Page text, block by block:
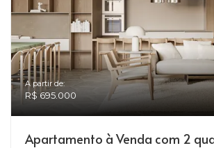
A partir de:
R$ 695.000
Apartamento à Venda com 2